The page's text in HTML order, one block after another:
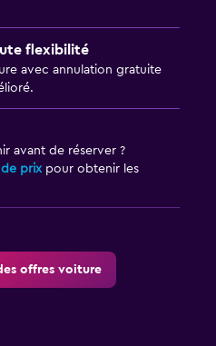
flexibilité
avec annulation gratuite
avant de réserver ?
prixpour obtenir les
offres voiture